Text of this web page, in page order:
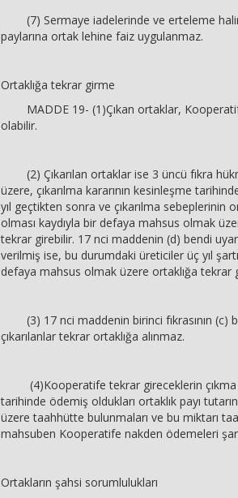
(7) Sermaye iadelerinde ve erteleme
paylarına ortak lehine faiz uygulanmaz.
Ortaklığa tekrar girme
MADDE 19- (1)Çıkan ortaklar,
olabilir.
(2) Çıkarılan ortaklar ise 3 üncü fıkra
üzere, çıkarılma kararının kesinleşme
yıl geçtikten sonra ve çıkarılma sebeplerinin
olması kaydıyla bir defaya mahsus olmak
tekrar girebilir. 17 nci maddenin (d) bendi
verilmiş ise, bu durumdaki üreticiler üç yıl
defaya mahsus olmak üzere ortaklığa tekrar
(3) 17 nci maddenin birinci fıkrasının (c)
çıkarılanlar tekrar ortaklığa alınmaz.
(4)Kooperatife tekrar gireceklerin çıkma
tarihinde ödemiş oldukları ortaklık payı
üzere taahhütte bulunmaları ve bu miktarı
mahsuben Kooperatife nakden ödemeleri
Ortakların şahsi sorumlulukları